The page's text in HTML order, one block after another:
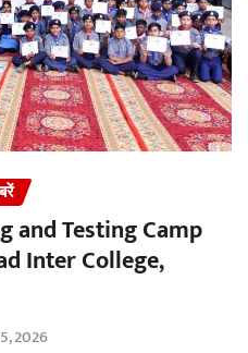
and Testing Camp
Inter College,
2026